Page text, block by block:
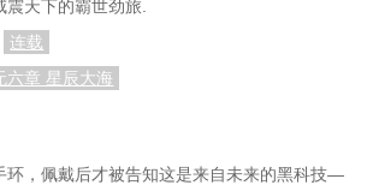
天下的霸世劲旅.
连载
六章 星辰大海
环，佩戴后才被告知这是来自未来的黑科技—